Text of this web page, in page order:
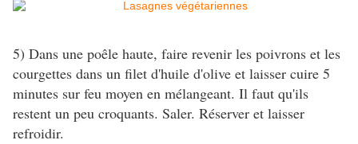
5) Dans une poêle haute, faire revenir les poivrons et les
courgettes dans un filet d'huile d'olive et laisser cuire 5
minutes sur feu moyen en mélangeant. Il faut qu'ils
restent un peu croquants. Saler. Réserver et laisser
refroidir.